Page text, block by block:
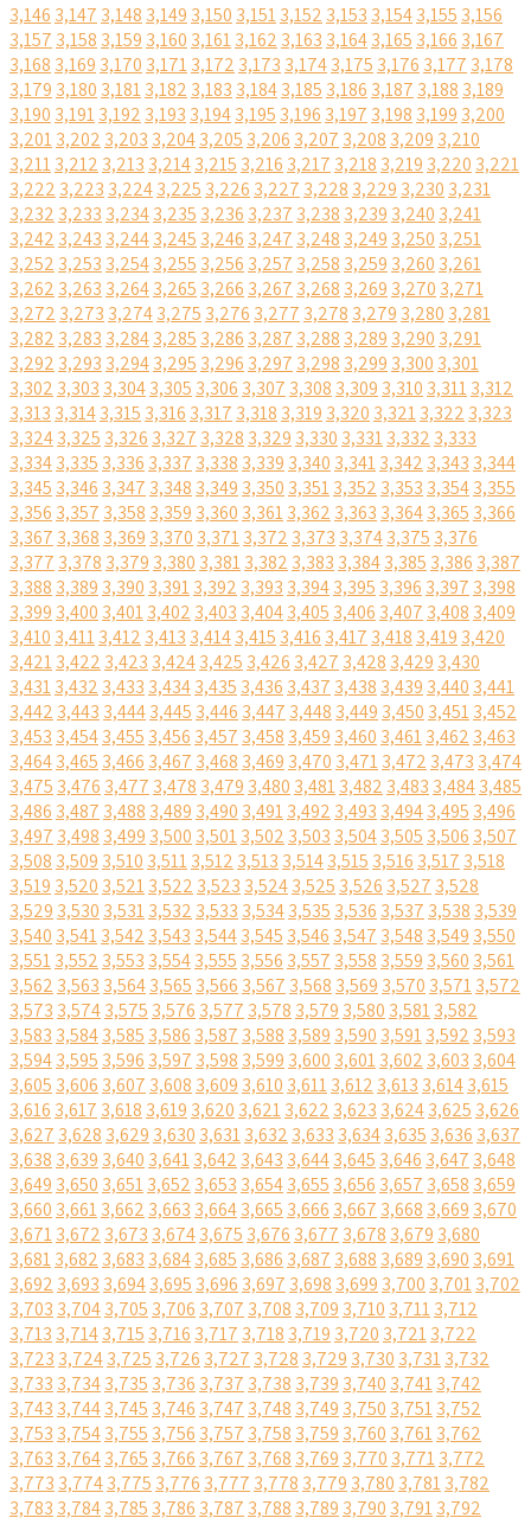
3,146 3,147 3,148 3,149 3,150 3,1513,152 3,153 3,1543,155 3,156
3,157 3,158 3,159 3,160 3,1613,162 3,163 3,1643,165 3,166 3,167
3,168 3,169 3,170 3,1713,172 3,173 3,1743,175 3,176 3,177 3,178
3,179 3,180 3,1813,182 3,183 3,1843,185 3,186 3,187 3,188 3,189
3,190 3,1913,192 3,193 3,1943,195 3,196 3,197 3,198 3,199 3,200
3,2013,202 3,203 3,2043,205 3,206 3,207 3,208 3,209 3,210
3,2113,212 3,213 3,2143,215 3,216 3,217 3,218 3,219 3,220 3,221
3,222 3,223 3,2243,225 3,226 3,227 3,228 3,229 3,230 3,231
3,232 3,233 3,2343,235 3,236 3,237 3,238 3,239 3,240 3,241
3,242 3,243 3,2443,245 3,246 3,247 3,248 3,249 3,250 3,251
3,252 3,253 3,2543,255 3,256 3,257 3,258 3,259 3,260 3,261
3,262 3,263 3,2643,265 3,266 3,267 3,268 3,269 3,270 3,271
3,272 3,273 3,2743,275 3,276 3,277 3,278 3,279 3,280 3,281
3,282 3,283 3,2843,285 3,286 3,287 3,288 3,289 3,290 3,291
3,292 3,293 3,2943,295 3,296 3,297 3,298 3,299 3,300 3,301
3,302 3,303 3,3043,305 3,306 3,307 3,308 3,309 3,310 3,3113,312
3,313 3,3143,315 3,316 3,317 3,318 3,319 3,320 3,3213,322 3,323
3,3243,325 3,326 3,327 3,328 3,329 3,330 3,3313,332 3,333
3,3343,335 3,336 3,337 3,338 3,339 3,340 3,3413,342 3,343 3,344
3,345 3,346 3,347 3,348 3,349 3,350 3,3513,352 3,353 3,3543,355
3,356 3,357 3,358 3,359 3,360 3,3613,362 3,363 3,3643,365 3,366
3,367 3,368 3,369 3,370 3,3713,372 3,373 3,3743,375 3,376
3,377 3,378 3,379 3,380 3,3813,382 3,383 3,3843,385 3,386 3,387
3,388 3,389 3,390 3,3913,392 3,393 3,3943,395 3,396 3,397 3,398
3,399 3,400 3,4013,402 3,403 3,4043,405 3,406 3,407 3,408 3,409
3,410 3,4113,412 3,413 3,4143,415 3,416 3,417 3,418 3,419 3,420
3,4213,422 3,423 3,4243,425 3,426 3,427 3,428 3,429 3,430
3,4313,432 3,433 3,4343,435 3,436 3,437 3,438 3,439 3,440 3,441
3,442 3,443 3,4443,445 3,446 3,447 3,448 3,449 3,450 3,4513,452
3,453 3,4543,455 3,456 3,457 3,458 3,459 3,460 3,4613,462 3,463
3,4643,465 3,466 3,467 3,468 3,469 3,470 3,4713,472 3,473 3,474
3,475 3,476 3,477 3,478 3,479 3,480 3,4813,482 3,483 3,4843,485
3,486 3,487 3,488 3,489 3,490 3,4913,492 3,493 3,4943,495 3,496
3,497 3,498 3,499 3,500 3,5013,502 3,503 3,5043,505 3,506 3,507
3,508 3,509 3,510 3,5113,512 3,513 3,5143,515 3,516 3,517 3,518
3,519 3,520 3,5213,522 3,523 3,5243,525 3,526 3,527 3,528
3,529 3,530 3,5313,532 3,533 3,5343,535 3,536 3,537 3,538 3,539
3,540 3,5413,542 3,543 3,5443,545 3,546 3,547 3,548 3,549 3,550
3,5513,552 3,553 3,5543,555 3,556 3,557 3,558 3,559 3,560 3,561
3,562 3,563 3,5643,565 3,566 3,567 3,568 3,569 3,570 3,5713,572
3,573 3,5743,575 3,576 3,577 3,578 3,579 3,580 3,5813,582
3,583 3,5843,585 3,586 3,587 3,588 3,589 3,590 3,5913,592 3,593
3,5943,595 3,596 3,597 3,598 3,599 3,600 3,6013,602 3,603 3,604
3,605 3,606 3,607 3,608 3,609 3,610 3,6113,612 3,613 3,6143,615
3,616 3,617 3,618 3,619 3,620 3,6213,622 3,623 3,6243,625 3,626
3,627 3,628 3,629 3,630 3,6313,632 3,633 3,6343,635 3,636 3,637
3,638 3,639 3,640 3,6413,642 3,643 3,6443,645 3,646 3,647 3,648
3,649 3,650 3,6513,652 3,653 3,6543,655 3,656 3,657 3,658 3,659
3,660 3,6613,662 3,663 3,6643,665 3,666 3,667 3,668 3,669 3,670
3,6713,672 3,673 3,6743,675 3,676 3,677 3,678 3,679 3,680
3,6813,682 3,683 3,6843,685 3,686 3,687 3,688 3,689 3,690 3,691
3,692 3,693 3,6943,695 3,696 3,697 3,698 3,699 3,700 3,7013,702
3,703 3,7043,705 3,706 3,707 3,708 3,709 3,710 3,7113,712
3,713 3,7143,715 3,716 3,717 3,718 3,719 3,720 3,7213,722
3,723 3,7243,725 3,726 3,727 3,728 3,729 3,730 3,7313,732
3,733 3,7343,735 3,736 3,737 3,738 3,739 3,740 3,7413,742
3,743 3,7443,745 3,746 3,747 3,748 3,749 3,750 3,7513,752
3,753 3,7543,755 3,756 3,757 3,758 3,759 3,760 3,7613,762
3,763 3,7643,765 3,766 3,767 3,768 3,769 3,770 3,7713,772
3,773 3,7743,775 3,776 3,777 3,778 3,779 3,780 3,7813,782
3,783 3,7843,785 3,786 3,787 3,788 3,789 3,790 3,7913,792